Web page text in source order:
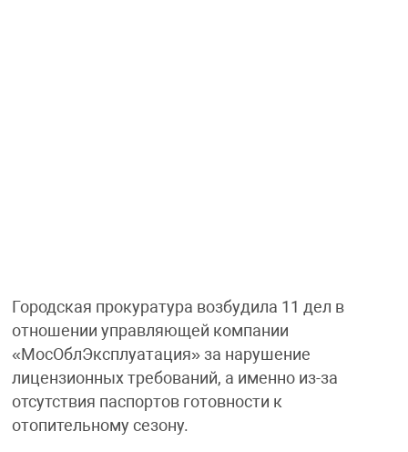
Городская прокуратура возбудила 11 дел в
отношении управляющей компании
«МосОблЭксплуатация» за нарушение
лицензионных требований, а именно из-за
отсутствия паспортов готовности к
отопительному сезону.